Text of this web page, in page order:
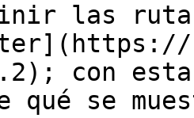
las
con
qué se